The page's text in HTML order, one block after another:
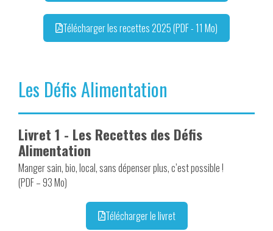
Télécharger les recettes 2025 (PDF - 11 Mo)
Les Défis Alimentation
Livret 1 - Les Recettes des Défis
Alimentation
Manger sain, bio, local, sans dépenser plus, c’est possible !
(PDF – 93 Mo)
Télécharger le livret